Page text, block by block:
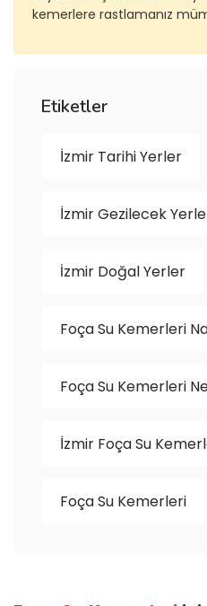
kemerlere rastlamanız
Etiketler
İzmir Tarihi Yerler
İzmir Gezilecek
İzmir Doğal Yerler
Foça Su Kemerleri
Foça Su Kemerleri
İzmir Foça Su
Foça Su Kemerleri